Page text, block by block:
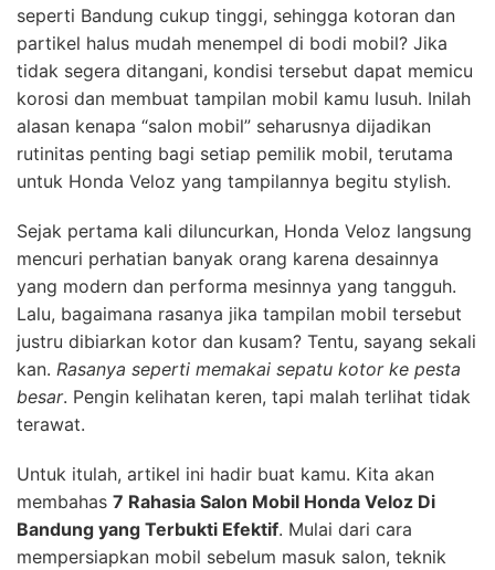
seperti Bandung cukup tinggi, sehingga kotoran dan
partikel halus mudah menempel di bodi mobil? Jika
tidak segera ditangani, kondisi tersebut dapat memicu
korosi dan membuat tampilan mobil kamu lusuh. Inilah
alasan kenapa “salon mobil” seharusnya dijadikan
rutinitas penting bagi setiap pemilik mobil, terutama
untuk Honda Veloz yang tampilannya begitu stylish.
Sejak pertama kali diluncurkan, Honda Veloz langsung
mencuri perhatian banyak orang karena desainnya
yang modern dan performa mesinnya yang tangguh.
Lalu, bagaimana rasanya jika tampilan mobil tersebut
justru dibiarkan kotor dan kusam? Tentu, sayang sekali
kan. Rasanya seperti memakai sepatu kotor ke pesta
besar. Pengin kelihatan keren, tapi malah terlihat tidak
terawat.
Untuk itulah, artikel ini hadir buat kamu. Kita akan
membahas 7 Rahasia Salon Mobil Honda Veloz Di
Bandung yang Terbukti Efektif. Mulai dari cara
mempersiapkan mobil sebelum masuk salon, teknik